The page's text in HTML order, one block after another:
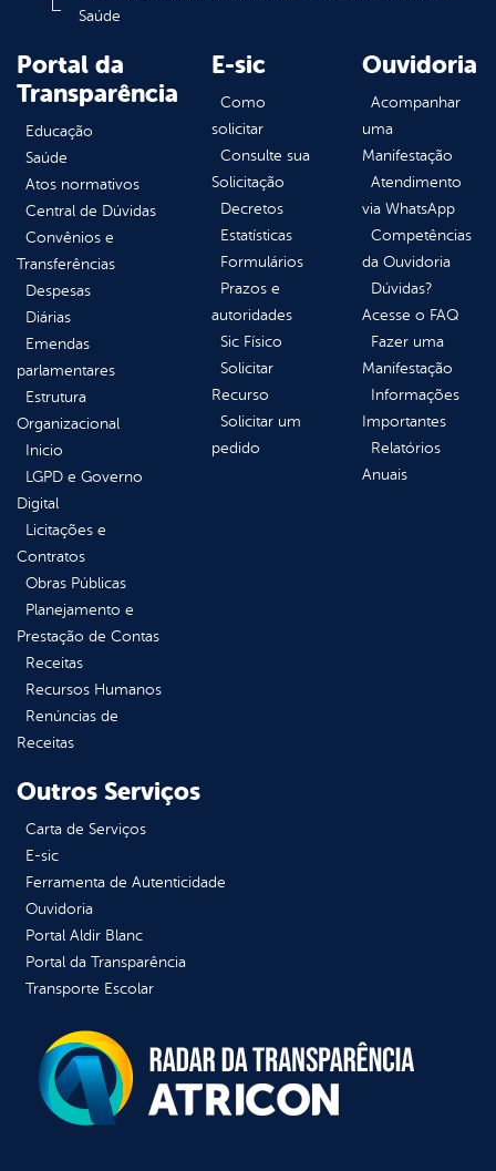
Saúde
Portal da
Transparência
Educação
Saúde
Atos normativos
Central de Dúvidas
Convênios e
Transferências
Despesas
Diárias
Emendas
parlamentares
Estrutura
Organizacional
Inicio
LGPD e Governo
Digital
Licitações e
Contratos
Obras Públicas
Planejamento e
Prestação de Contas
Receitas
Recursos Humanos
Renúncias de
Receitas
E-sic
Como
solicitar
Consulte sua
Solicitação
Decretos
Estatísticas
Formulários
Prazos e
autoridades
Sic Físico
Solicitar
Recurso
Solicitar um
pedido
Ouvidoria
Acompanhar
uma
Manifestação
Atendimento
via WhatsApp
Competências
da Ouvidoria
Dúvidas?
Acesse o FAQ
Fazer uma
Manifestação
Informações
Importantes
Relatórios
Anuais
Outros Serviços
Carta de Serviços
E-sic
Ferramenta de Autenticidade
Ouvidoria
Portal Aldir Blanc
Portal da Transparência
Transporte Escolar